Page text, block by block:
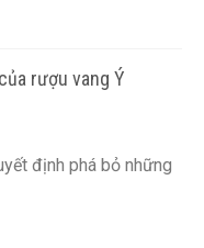
rượu vang Ý
định phá bỏ những